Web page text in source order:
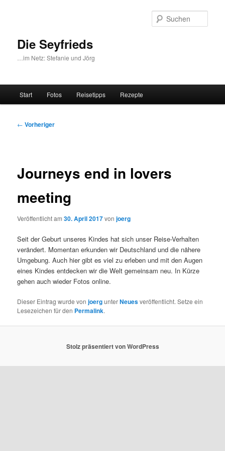
Die Seyfrieds
…im Netz: Stefanie und Jörg
Start Fotos Reisetipps Rezepte
Beitragsnavigation
← Vorheriger
Journeys end in lovers
meeting
Veröffentlicht am30. April 2017vonjoerg
Seit der Geburt unseres Kindes hat sich unser Reise-Verhalten
verändert. Momentan erkunden wir Deutschland und die nähere
Umgebung. Auch hier gibt es viel zu erleben und mit den Augen
eines Kindes entdecken wir die Welt gemeinsam neu. In Kürze
gehen auch wieder Fotos online.
Dieser Eintrag wurde vonjoergunterNeuesveröffentlicht. Setze ein
Lesezeichen für den Permalink.
Stolz präsentiert von WordPress